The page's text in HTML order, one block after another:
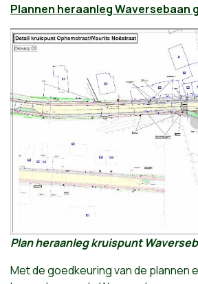
Plannen heraanleg Waversebaan
Plan heraanleg kruispunt
Met de goedkeuring van de plannen